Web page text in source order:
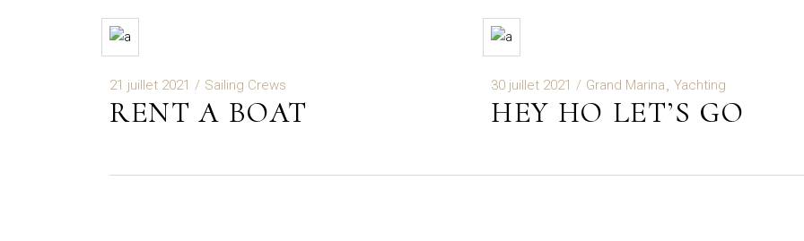
21 juillet 2021 Sailing Crews
RENT A BOAT
30 juillet 2021 Grand Marina Yachting
HEY HO LET’S GO